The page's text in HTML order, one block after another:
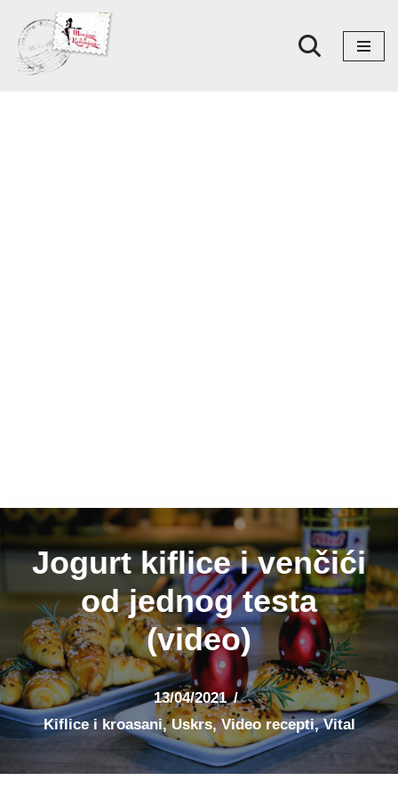
Skoči
na
Jogurt kiflice i venčići
od jednog testa
(video)
13/04/2021
Kiflice i kroasani,Uskrs,Video recepti,Vital